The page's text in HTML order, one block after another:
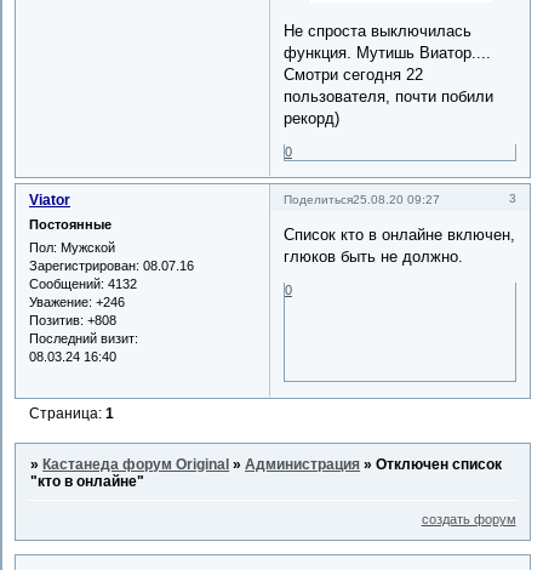
Не спроста выключилась
функция. Мутишь Виатор....
Смотри сегодня 22
пользователя, почти побили
рекорд)
0
Поделиться 3
25.08.20 09:27
Viator
Постоянные
Пол: Мужской
Зарегистрирован: 08.07.16
Сообщений: 4132
Уважение: +246
Позитив: +808
Последний визит:
08.03.24 16:40
Список кто в онлайне включен,
глюков быть не должно.
0
Страница:1
»Кастанеда форум Original »Администрация »Отключен список
"кто в онлайне"
создать форум